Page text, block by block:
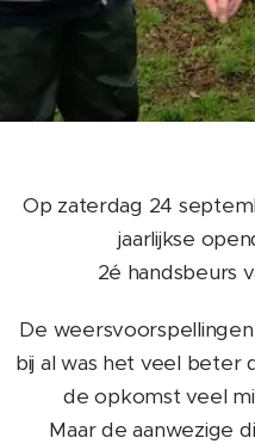
Op zaterdag 24
jaarlijkse
2é handsbeurs
De
bij al was het veel beter
de opkomst veel
Maar de aanwezige